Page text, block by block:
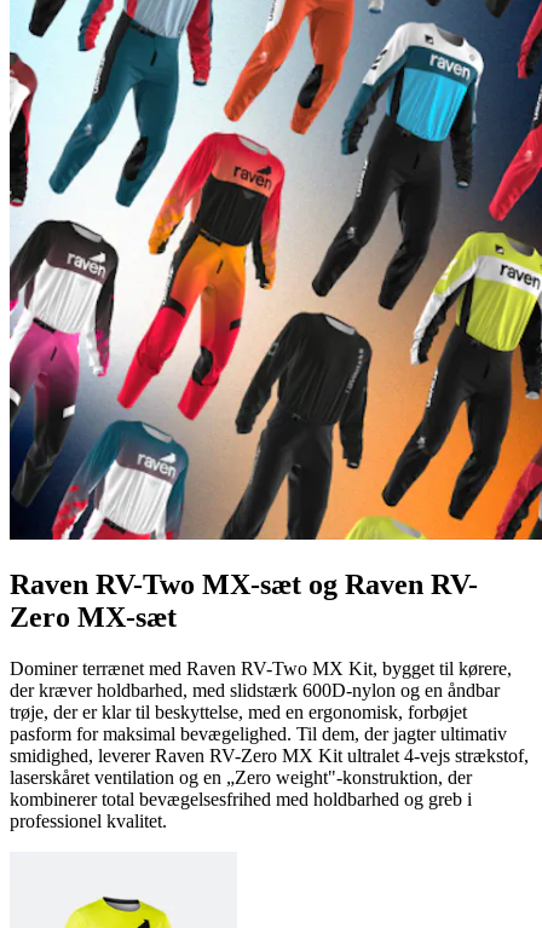
Raven RV-Two MX-sæt og Raven RV-
Zero MX-sæt
Dominer terrænet med Raven RV-Two MX Kit, bygget til kørere,
der kræver holdbarhed, med slidstærk 600D-nylon og en åndbar
trøje, der er klar til beskyttelse, med en ergonomisk, forbøjet
pasform for maksimal bevægelighed. Til dem, der jagter ultimativ
smidighed, leverer Raven RV-Zero MX Kit ultralet 4-vejs strækstof,
laserskåret ventilation og en „Zero weight"-konstruktion, der
kombinerer total bevægelsesfrihed med holdbarhed og greb i
professionel kvalitet.